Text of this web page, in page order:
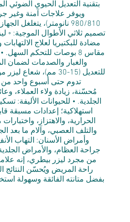
980/810 نانومتر)،
للتعديل (15-30
تدوم حتى أسبوع واحد من
مُحسّنة، زيادة ولاء العملاء،
الجلدية. • للحيوانات الأليفة:
الحرارية، والاهتزاز،
والتلف العصبي، وآلام ما بعد
وأمراض الأسنان: التهاب
جراحة العظام، والأمراض
من مجرد ليزر بيطري، إنه
راحة المريض ويُحسّن النتائج
بفضل متانته الفائقة وسهولة